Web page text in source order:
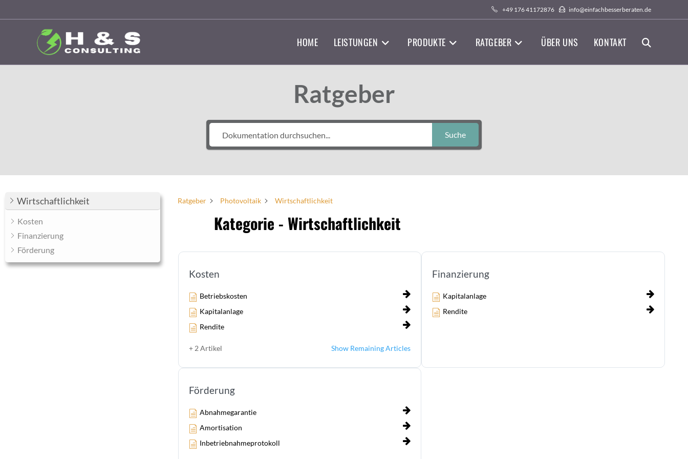
Inhalt
+49 176 41172876 info@einfachbesserberaten.de
HOME LEISTUNGEN PRODUKTE RATGEBER ÜBER UNS KONTAKT WEBSITE-
Ratgeber
Suche
Wirtschaftlichkeit
Kosten
Finanzierung
Förderung
Ratgeber Photovoltaik Wirtschaftlichkeit
Kategorie - Wirtschaftlichkeit
Kosten
Betriebskosten
Kapitalanlage
Rendite
+ 2 Artikel Show Remaining Articles
Finanzierung
Kapitalanlage
Rendite
Förderung
Abnahmegarantie
Amortisation
Inbetriebnahmeprotokoll